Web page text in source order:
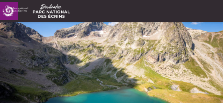
Le lac de la Muzelle